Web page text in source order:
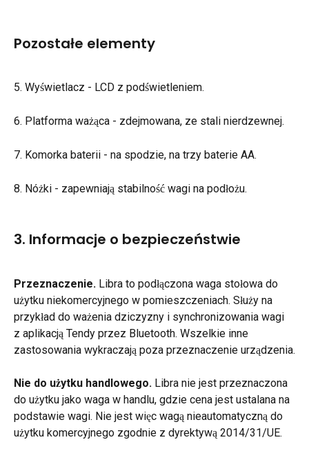
Pozostałe elementy
5. Wyświetlacz - LCD z podświetleniem.
6. Platforma ważąca - zdejmowana, ze stali nierdzewnej.
7. Komorka baterii - na spodzie, na trzy baterie AA.
8. Nóżki - zapewniają stabilność wagi na podłożu.
3. Informacje o bezpieczeństwie
Przeznaczenie. Libra to podłączona waga stołowa do
użytku niekomercyjnego w pomieszczeniach. Służy na
przykład do ważenia dziczyzny i synchronizowania wagi
z aplikacją Tendy przez Bluetooth. Wszelkie inne
zastosowania wykraczają poza przeznaczenie urządzenia.
Nie do użytku handlowego. Libra nie jest przeznaczona
do użytku jako waga w handlu, gdzie cena jest ustalana na
podstawie wagi. Nie jest więc wagą nieautomatyczną do
użytku komercyjnego zgodnie z dyrektywą 2014/31/UE.